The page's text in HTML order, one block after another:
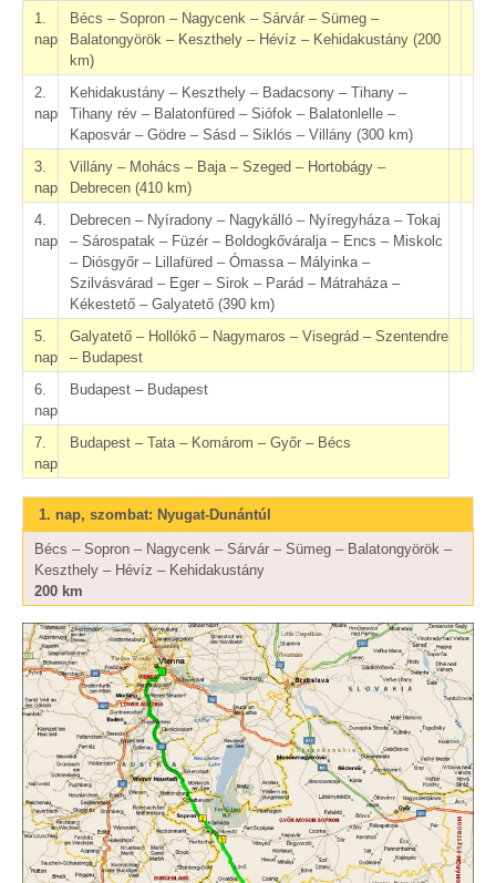
1.
nap
Bécs – Sopron – Nagycenk – Sárvár – Sümeg –
Balatongyörök – Keszthely – Hévíz – Kehidakustány (200
km)
2.
nap
Kehidakustány – Keszthely – Badacsony – Tihany –
Tihany rév – Balatonfüred – Siófok – Balatonlelle –
Kaposvár – Gödre – Sásd – Siklós – Villány (300 km)
3.
nap
Villány – Mohács – Baja – Szeged – Hortobágy –
Debrecen (410 km)
4.
nap
Debrecen – Nyíradony – Nagykálló – Nyíregyháza – Tokaj
– Sárospatak – Füzér – Boldogkőváralja – Encs – Miskolc
– Diósgyőr – Lillafüred – Ómassa – Mályinka –
Szilvásvárad – Eger – Sirok – Parád – Mátraháza –
Kékestető – Galyatető (390 km)
5.
nap
Galyatető – Hollókő – Nagymaros – Visegrád – Szentendre
– Budapest
6.
nap
Budapest – Budapest
7.
nap
Budapest – Tata – Komárom – Győr – Bécs
1. nap, szombat: Nyugat-Dunántúl
Bécs – Sopron – Nagycenk – Sárvár – Sümeg – Balatongyörök –
Keszthely – Hévíz – Kehidakustány
200 km